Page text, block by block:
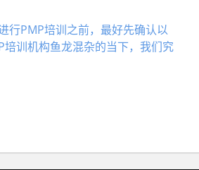
行PMP培训之前，最好先确认以
培训机构鱼龙混杂的当下，我们究